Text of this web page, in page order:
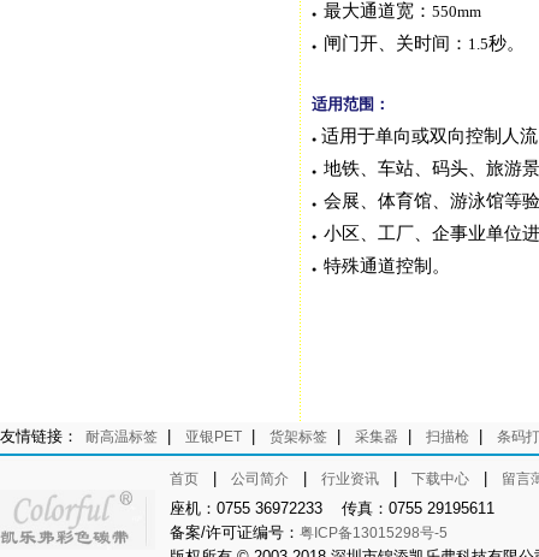
● 最大通道宽： 550mm
● 闸门开、关时间： 1.5秒。
适用范围：
● 适用于单向或双向控制人
● 地铁、车站、码头、旅游
● 会展、体育馆、游泳馆等
● 小区、工厂、企事业单位
● 特殊通道控制。
友情链接： 耐高温标签 亚银PET 货架标签 采集器 扫描枪 条码
首页 公司简介 行业资讯 下载中心 留言
座机：0755 36972233 传真：0755 29195611
备案/许可证编号： 粤ICP备13015298号-5